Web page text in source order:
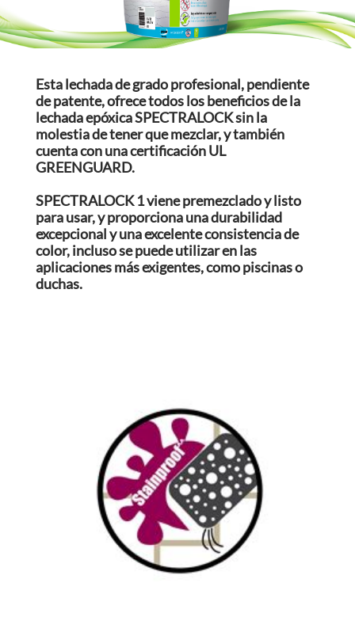
Esta lechada de grado profesional, pendiente
de patente, ofrece todos los beneficios de la
lechada epóxica SPECTRALOCK sin la
molestia de tener que mezclar, y también
cuenta con una certificación UL
GREENGUARD.
SPECTRALOCK 1 viene premezclado y listo
para usar, y proporciona una durabilidad
excepcional y una excelente consistencia de
color, incluso se puede utilizar en las
aplicaciones más exigentes, como piscinas o
duchas.